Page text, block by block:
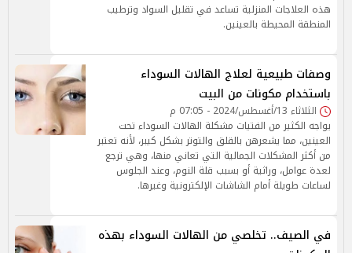
هذه العلاجات المنزلية تساعد في تقليل السواد وترطيب
المنطقة المحيطة بالعينين.
وصفات طبيعية لعلاج الهالات السوداء
باستخدام مكونات من البيت
الثلاثاء 13/أغسطس/2024 - 07:05 م
يواجه الكثير من الفتيات مشكلة الهالات السوداء تحت
العينين، مما يشعرهن بالقلق والتوتر بشكل كيبر، لأنه تعتبر
من أكثر المشكلات الجمالية التي تعاني منها، وهي ترجع
لعدة عوامل، وراثية أو بسبب قلة النوم، وعند الجلوس
لساعات طويلة أمام الشاشات الإلكترونية وغيرها.
في الصيف.. تخلصي من الهالات السوداء بهذه